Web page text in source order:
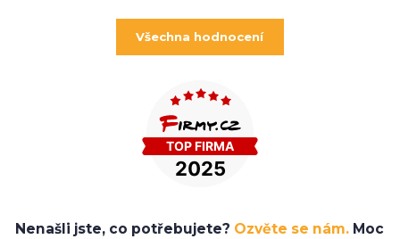
Všechna hodnocení
Nenašli jste, co potřebujete? Ozvěte se nám. Moc